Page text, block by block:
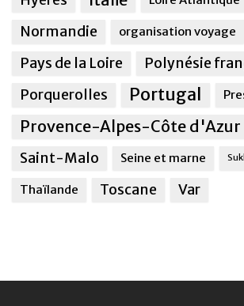
Normandie organisation voyage
Pays de la Loire
Polynésie
Porquerolles
Portugal
Provence-Alpes-Côte d'Azur
Saint-Malo Seine et marne
Thaïlande Toscane Var